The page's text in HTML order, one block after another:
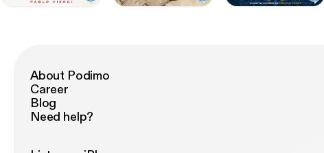
About Podimo
Career
Blog
Need help?